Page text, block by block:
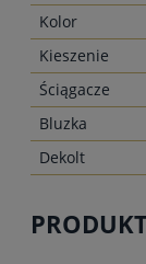
Kolor
Kieszenie
Ściągacze
Bluzka
Dekolt